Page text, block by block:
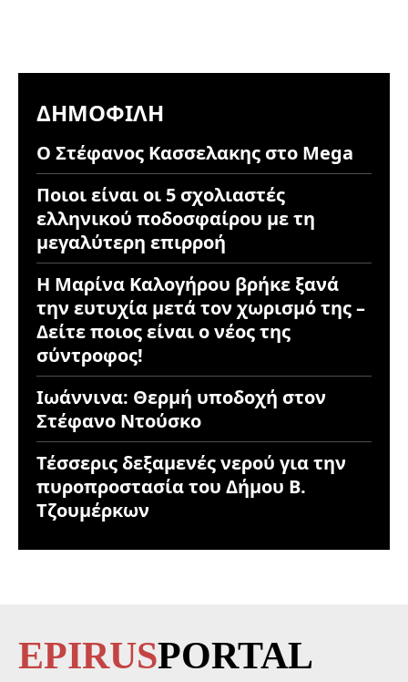
ΔΗΜΟΦΙΛΉ
Ο Στέφανος Κασσελακης στο Mega
Ποιοι είναι οι 5 σχολιαστές
ελληνικού ποδοσφαίρου με τη
μεγαλύτερη επιρροή
Η Μαρίνα Καλογήρου βρήκε ξανά
την ευτυχία μετά τον χωρισμό της –
Δείτε ποιος είναι ο νέος της
σύντροφος!
Ιωάννινα: Θερμή υποδοχή στον
Στέφανο Ντούσκο
Τέσσερις δεξαμενές νερού για την
πυροπροστασία του Δήμου Β.
Τζουμέρκων
EPIRUSPORTAL